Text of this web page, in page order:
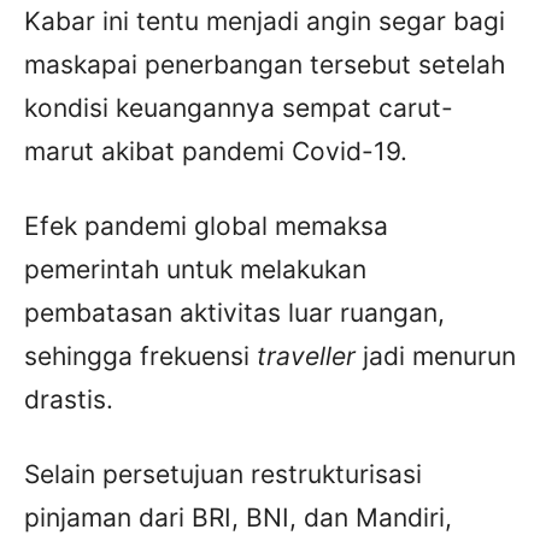
Kabar ini tentu menjadi angin segar bagi
maskapai penerbangan tersebut setelah
kondisi keuangannya sempat carut-
marut akibat pandemi Covid-19.
Efek pandemi global memaksa
pemerintah untuk melakukan
pembatasan aktivitas luar ruangan,
sehingga frekuensi traveller jadi menurun
drastis.
Selain persetujuan restrukturisasi
pinjaman dari BRI, BNI, dan Mandiri,